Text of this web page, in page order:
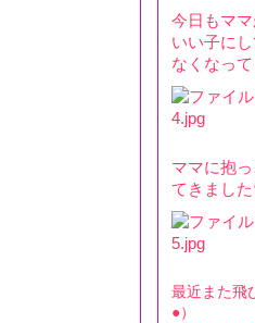
今日もマ
いい子に
なくなっ
ママに抱
てきまし
最近また飛
●）